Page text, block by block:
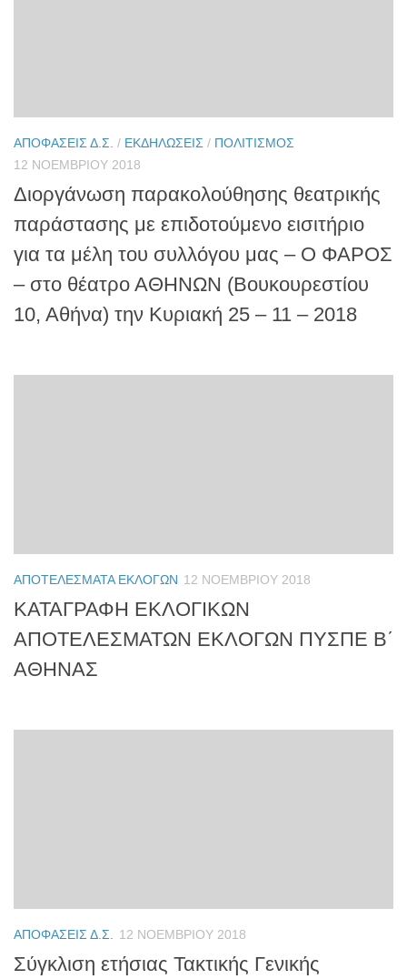
ΑΠΟΦΆΣΕΙΣ Δ.Σ. / ΕΚΔΗΛΏΣΕΙΣ / ΠΟΛΙΤΙΣΜΌΣ
12 ΝΟΕΜΒΡΊΟΥ 2018
Διοργάνωση παρακολούθησης θεατρικής
παράστασης με επιδοτούμενο εισιτήριο
για τα μέλη του συλλόγου μας – Ο ΦΑΡΟΣ
– στο θέατρο ΑΘΗΝΩΝ (Βουκουρεστίου
10, Αθήνα) την Κυριακή 25 – 11 – 2018
ΑΠΟΤΕΛΈΣΜΑΤΑ ΕΚΛΟΓΏΝ 12 ΝΟΕΜΒΡΊΟΥ 2018
ΚΑΤΑΓΡΑΦΗ ΕΚΛΟΓΙΚΩΝ
ΑΠΟΤΕΛΕΣΜΑΤΩΝ ΕΚΛΟΓΩΝ ΠΥΣΠΕ Β΄
ΑΘΗΝΑΣ
ΑΠΟΦΆΣΕΙΣ Δ.Σ. 12 ΝΟΕΜΒΡΊΟΥ 2018
Σύγκλιση ετήσιας Τακτικής Γενικής